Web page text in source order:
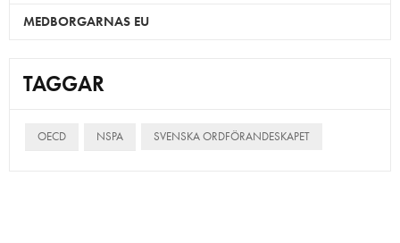
MEDBORGARNAS EU
TAGGAR
OECD NSPA SVENSKA ORDFÖRANDESKAPET